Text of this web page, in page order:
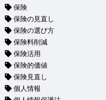
保険
保険の見直し
保険の選び方
保険料削減
保険活用
保険的価値
保険見直し
個人情報